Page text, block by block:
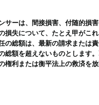
サーは、間接損害、付随的損
損失について、たとえ甲がこ
の総額は、最新の請求または
総額を超えないものとします
権利または衡平法上の救済を